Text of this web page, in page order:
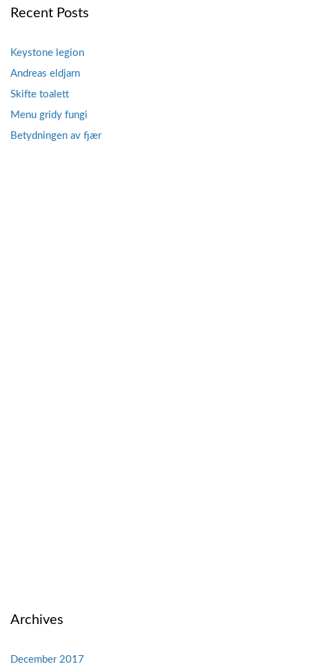
Recent Posts
Keystone legion
Andreas eldjarn
Skifte toalett
Menu gridy fungi
Betydningen av fjær
Archives
December 2017